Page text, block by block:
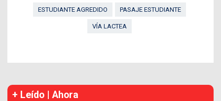
ESTUDIANTE AGREDIDO PASAJE ESTUDIANTE
VÍA LACTEA
+ Leído | Ahora